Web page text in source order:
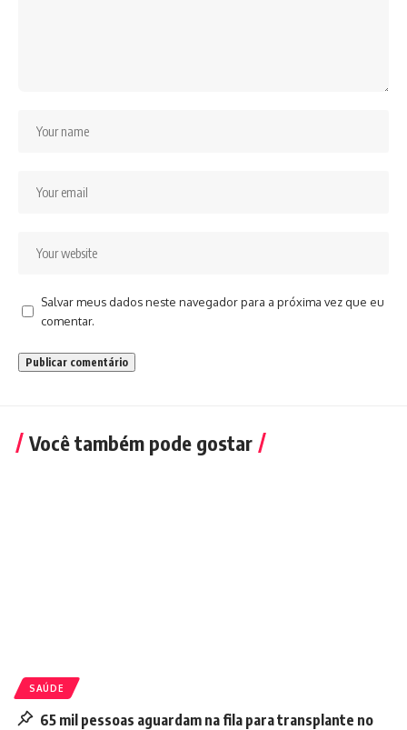
Salvar meus dados neste navegador para a próxima vez que eu
comentar.
Você também pode gostar
SAÚDE
65 mil pessoas aguardam na fila para transplante no